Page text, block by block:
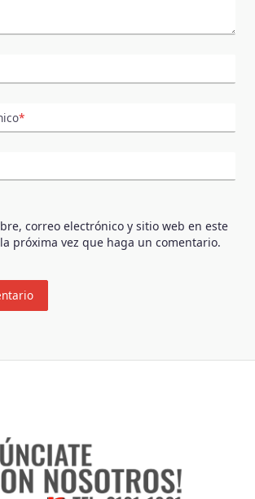
*
correo electrónico y sitio web en este
próxima vez que haga un comentario.